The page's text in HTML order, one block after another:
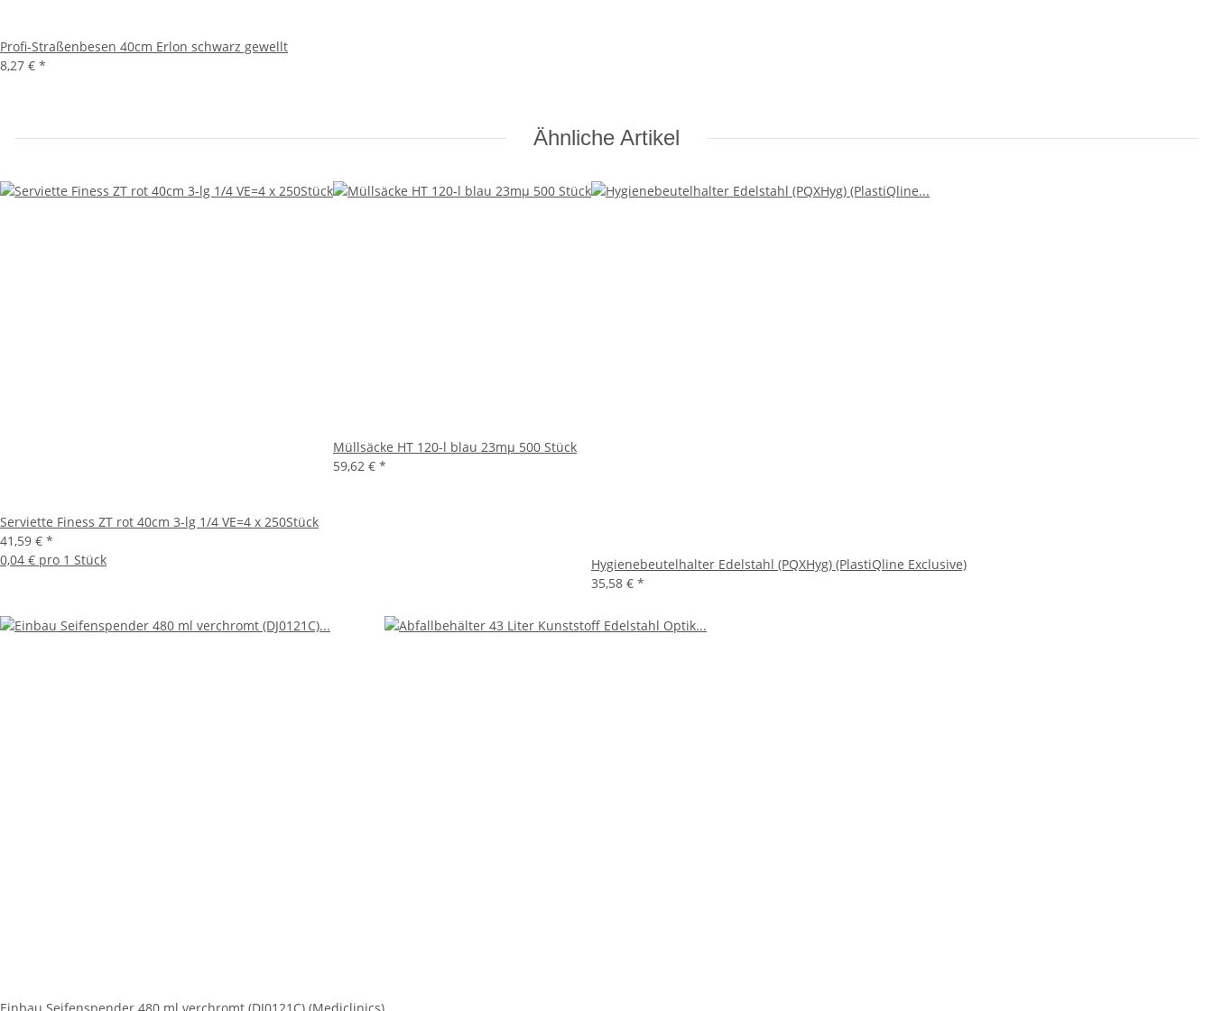
Profi-Straßenbesen 40cm Erlon schwarz gewellt
8,27 € *
Ähnliche Artikel
Serviette Finess ZT rot 40cm 3-lg 1/4 VE=4 x 250Stück
41,59 € *
0,04 € pro 1 Stück
Müllsäcke HT 120-l blau 23mµ 500 Stück
59,62 € *
Hygienebeutelhalter Edelstahl (PQXHyg) (PlastiQline Exclusive)
35,58 € *